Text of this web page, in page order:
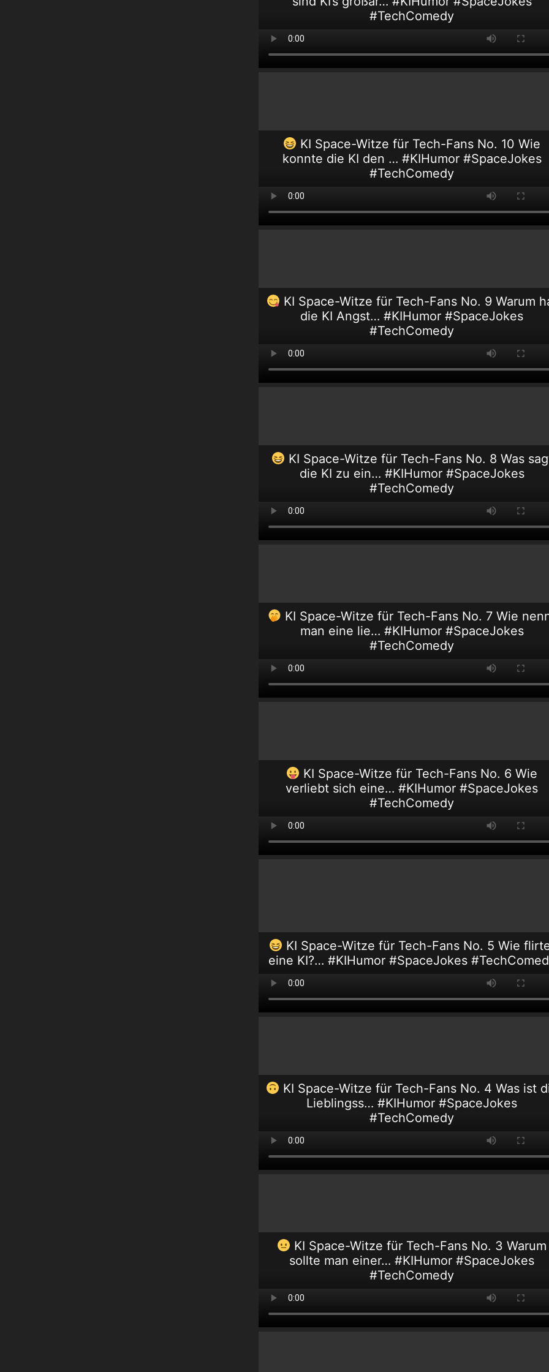
#TechComedy
KI Space-Witze für Tech-Fans No. 10 Wie
konnte die KI den … #KIHumor #SpaceJokes
#TechComedy
KI Space-Witze für Tech-Fans No. 9 Warum
die KI Angst… #KIHumor #SpaceJokes
#TechComedy
KI Space-Witze für Tech-Fans No. 8 Was
die KI zu ein… #KIHumor #SpaceJokes
#TechComedy
KI Space-Witze für Tech-Fans No. 7 Wie
man eine lie… #KIHumor #SpaceJokes
#TechComedy
KI Space-Witze für Tech-Fans No. 6 Wie
verliebt sich eine… #KIHumor #SpaceJokes
#TechComedy
KI Space-Witze für Tech-Fans No. 5 Wie
eine KI?… #KIHumor #SpaceJokes
KI Space-Witze für Tech-Fans No. 4 Was ist
Lieblingss… #KIHumor #SpaceJokes
#TechComedy
KI Space-Witze für Tech-Fans No. 3 Warum
sollte man einer… #KIHumor #SpaceJokes
#TechComedy